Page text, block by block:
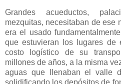
Grandes acueductos,
mezquitas, necesitaban de ese
era el usado
que estuvieran los lugares de
costo logístico de su
millones de años, a la misma
aguas que llenaban el valle
solidificando los depósitos de